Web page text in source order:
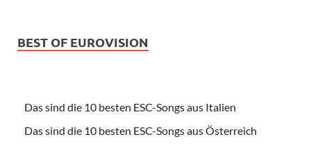
BEST OF EUROVISION
Das sind die 10 besten ESC-Songs aus Italien
Das sind die 10 besten ESC-Songs aus Österreich